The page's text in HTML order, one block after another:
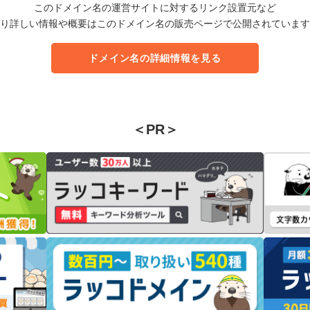
このドメイン名の運営サイトに対するリンク設置元など
詳しい情報や概要はこのドメイン名の販売ページで公開されていま
ドメイン名の詳細情報を見る
＜PR＞